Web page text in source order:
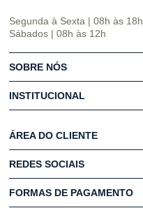
Segunda à Sexta | 08h às 18h
Sábados | 08h às 12h
SOBRE NÓS
INSTITUCIONAL
ÁREA DO CLIENTE
REDES SOCIAIS
FORMAS DE PAGAMENTO